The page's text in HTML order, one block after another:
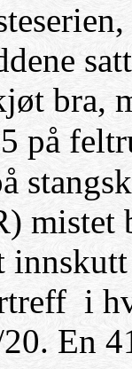
bra,
på
mistet
i
En